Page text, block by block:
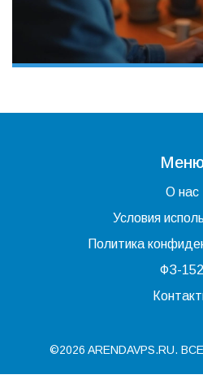
О нас
Условия
Политика
ФЗ-152
©2026 ARENDAVPS.RU.